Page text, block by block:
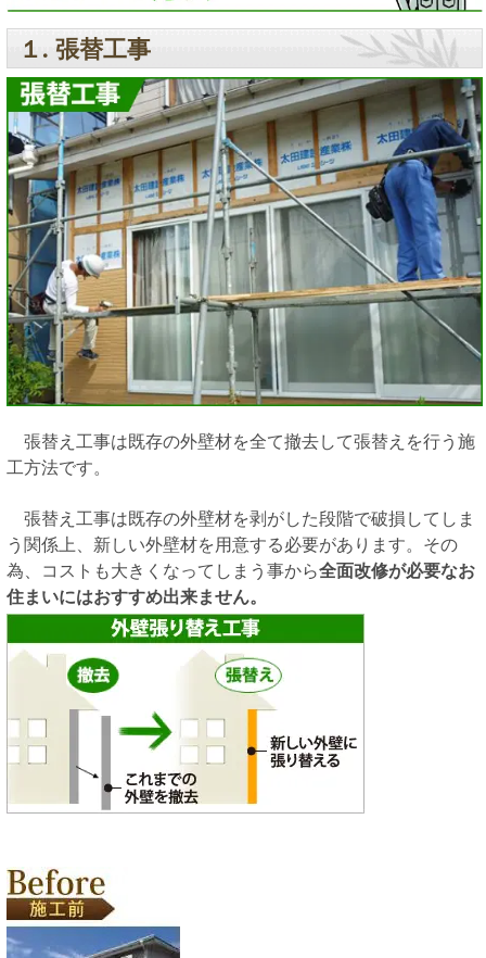
１. 張替工事
張替え工事は既存の外壁材を全て撤去して張替えを行う施
工方法です。
張替え工事は既存の外壁材を剥がした段階で破損してしま
う関係上、新しい外壁材を用意する必要があります。その
為、コストも大きくなってしまう事から全面改修が必要なお
住まいにはおすすめ出来ません。